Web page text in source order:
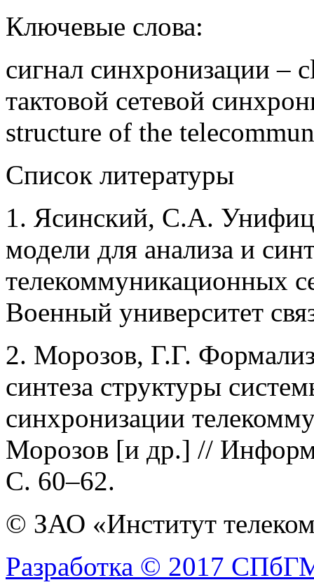
Ключевые слова:
сигнал синхронизации –
тактовой сетевой
structure of the
Список литературы
1. Ясинский, С.А.
модели для анализа и
телекоммуникационных
Военный университет
2. Морозов, Г.Г.
синтеза структуры
синхронизации
Морозов [и др.] //
С. 60–62.
© ЗАО «Институт
Разработка © 2017